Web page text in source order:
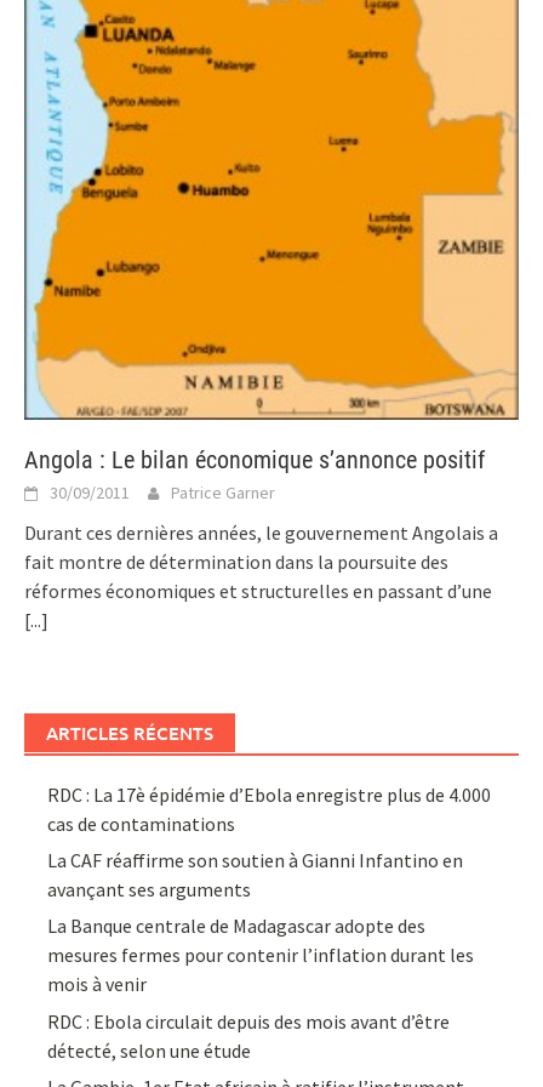
Angola : Le bilan économique s’annonce positif
30/09/2011 Patrice Garner
Durant ces dernières années, le gouvernement Angolais a
fait montre de détermination dans la poursuite des
réformes économiques et structurelles en passant d’une
[...]
ARTICLES RÉCENTS
RDC : La 17è épidémie d’Ebola enregistre plus de 4.000
cas de contaminations
La CAF réaffirme son soutien à Gianni Infantino en
avançant ses arguments
La Banque centrale de Madagascar adopte des
mesures fermes pour contenir l’inflation durant les
mois à venir
RDC : Ebola circulait depuis des mois avant d’être
détecté, selon une étude